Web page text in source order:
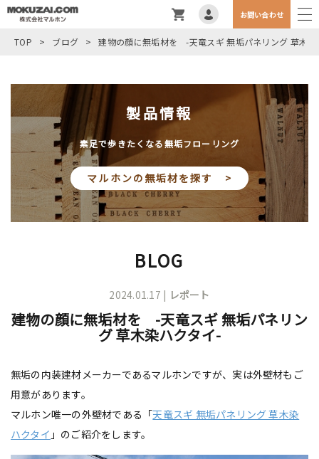
お問い合わせ
TOP > ブログ > 建物の顔に無垢材を -天竜スギ 無垢パネリング 草木染
製品情報
素足で歩きたくなる無垢フローリング
マルホンの無垢材を探す >
BLOG
2024.01.17 | レポート
建物の顔に無垢材を -天竜スギ 無垢パネリン
グ 草木染ハクタイ-
無垢の内装建材メーカーであるマルホンですが、実は外壁材もご
用意があります。
マルホン唯一の外壁材である「天竜スギ 無垢パネリング 草木染
ハクタイ 」のご紹介をします。